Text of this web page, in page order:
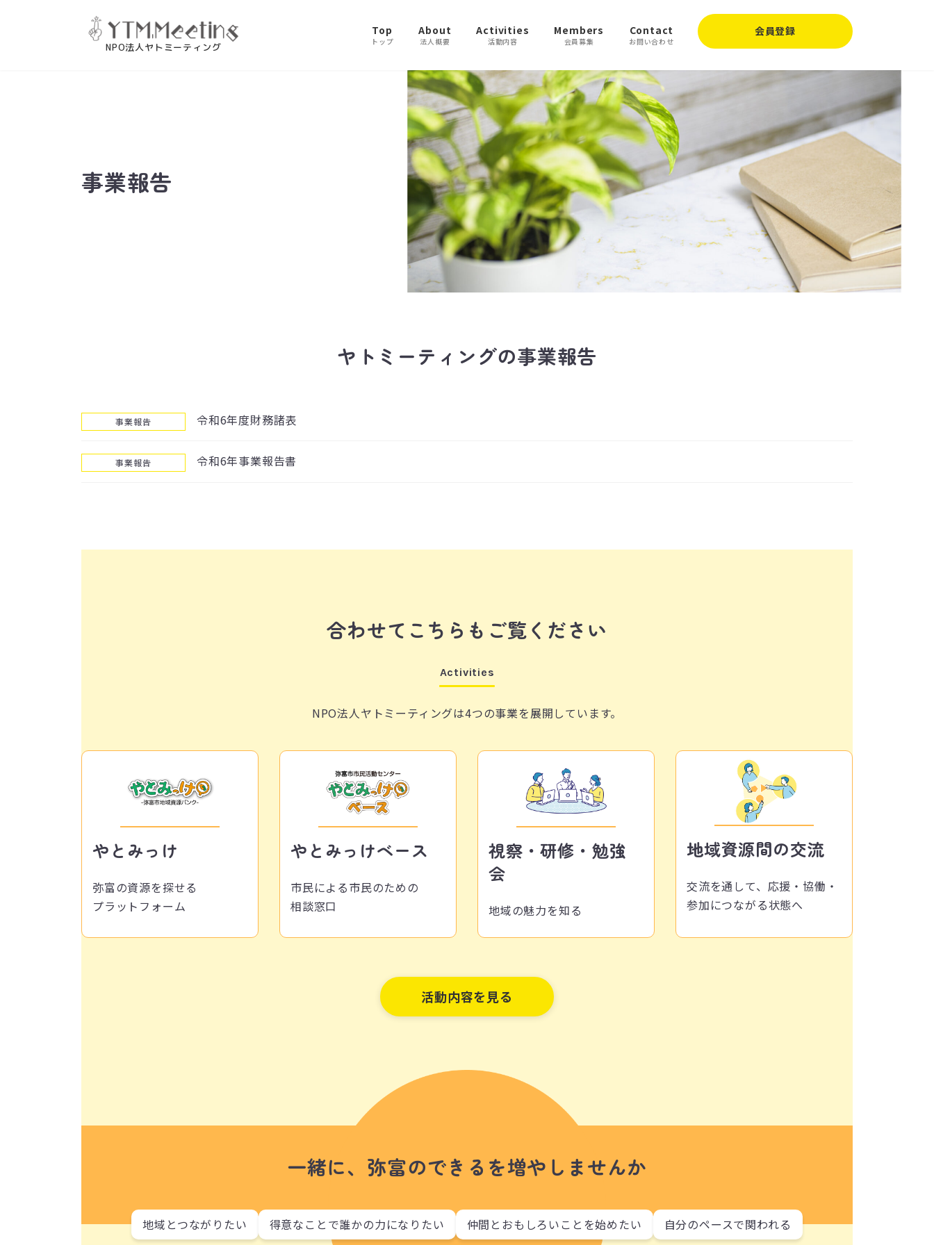
Top
トップ
About
法人概要
Activities
活動内容
Members
会員募集
Contact
お問い合わせ
会員登録
事業報告
ヤトミーティングの事業報告
事業報告 令和6年度財務諸表
事業報告 令和6年事業報告書
合わせてこちらもご覧ください
Activities
NPO法人ヤトミーティングは4つの事業を展開しています。
やとみっけ
弥富の資源を探せる
プラットフォーム
やとみっけベース
市民による市民のための
相談窓口
視察・研修・勉強
会
地域の魅力を知る
地域資源間の交流
交流を通して、応援・協働・
参加につながる状態へ
活動内容を見る
一緒に、弥富のできるを増やしませんか
地域とつながりたい 得意なことで誰かの力になりたい 仲間とおもしろいことを始めたい 自分のペースで関われる